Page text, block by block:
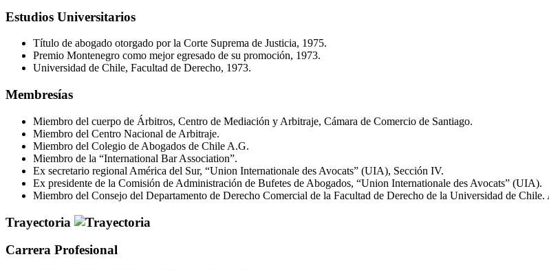
Estudios Universitarios
Título de abogado otorgado por la Corte Suprema de Justicia, 1975.
Premio Montenegro como mejor egresado de su promoción, 1973.
Universidad de Chile, Facultad de Derecho, 1973.
Membresías
Miembro del cuerpo de Árbitros, Centro de Mediación y Arbitraje, Cámara de Comercio de Santiago.
Miembro del Centro Nacional de Arbitraje.
Miembro del Colegio de Abogados de Chile A.G.
Miembro de la “International Bar Association”.
Ex secretario regional América del Sur, “Union Internationale des Avocats” (UIA), Sección IV.
Ex presidente de la Comisión de Administración de Bufetes de Abogados, “Union Internationale des Avocats” (UIA).
Miembro del Consejo del Departamento de Derecho Comercial de la Facultad de Derecho de la Universidad de
Trayectoria
Carrera Profesional